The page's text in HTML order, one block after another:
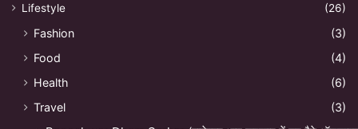
Lifestyle
(26)
Fashion
(3)
Food
(4)
Health
(6)
Travel
(3)